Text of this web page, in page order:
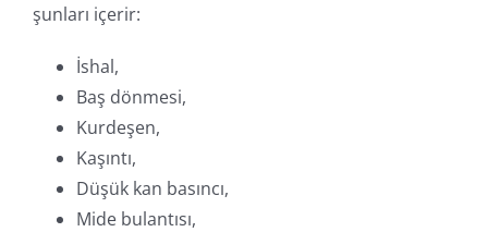
şunları içerir:
İshal,
Baş dönmesi,
Kurdeşen,
Kaşıntı,
Düşük kan basıncı,
Mide bulantısı,